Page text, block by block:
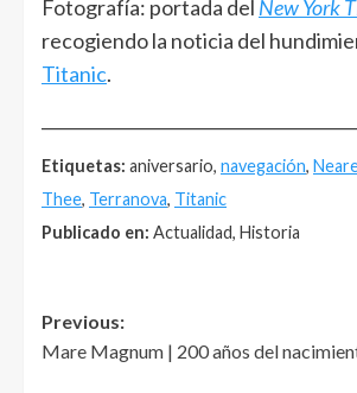
Fotografía: portada del New York
recogiendo la noticia del
Titanic.
Etiquetas: aniversario, navegación,
Thee, Terranova, Titanic
Publicado en: Actualidad, Historia
Post
navigation
Previous:
Mare Magnum | 200 años del